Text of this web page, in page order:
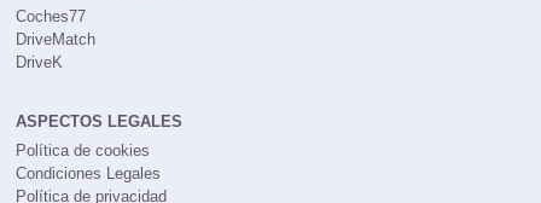
Coches77
DriveMatch
DriveK
ASPECTOS LEGALES
Política de cookies
Condiciones Legales
Política de privacidad